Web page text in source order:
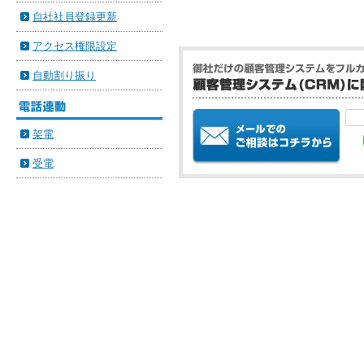
自社社員登録更新
アクセス権限設定
自動割り振り
架電
受電